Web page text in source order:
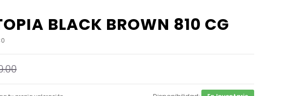
BLACK BROWN 810 CG